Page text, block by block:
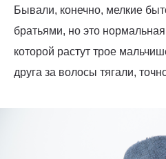
Бывали, конечно, мелкие
братьями, но это
которой растут трое
друга за волосы тягали,